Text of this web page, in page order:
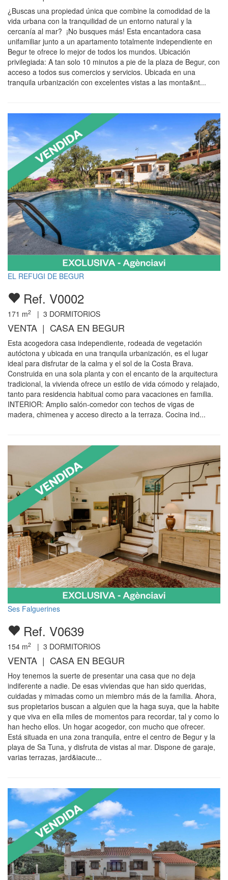
¿Buscas una propiedad única que combine la comodidad de la
vida urbana con la tranquilidad de un entorno natural y la
cercanía al mar? ¡No busques más! Esta encantadora casa
unifamiliar junto a un apartamento totalmente independiente en
Begur te ofrece lo mejor de todos los mundos. Ubicación
privilegiada: A tan solo 10 minutos a pie de la plaza de Begur, con
acceso a todos sus comercios y servicios. Ubicada en una
tranquila urbanización con excelentes vistas a las monta&nt...
EL REFUGI DE BEGUR
Ref. V0002
171 m2 | 3 DORMITORIOS
VENTA | CASA EN BEGUR
Esta acogedora casa independiente, rodeada de vegetación
autóctona y ubicada en una tranquila urbanización, es el lugar
ideal para disfrutar de la calma y el sol de la Costa Brava.
Construida en una sola planta y con el encanto de la arquitectura
tradicional, la vivienda ofrece un estilo de vida cómodo y relajado,
tanto para residencia habitual como para vacaciones en familia.
INTERIOR: Amplio salón-comedor con techos de vigas de
madera, chimenea y acceso directo a la terraza. Cocina ind...
Ses Falguerines
Ref. V0639
154 m2 | 3 DORMITORIOS
VENTA | CASA EN BEGUR
Hoy tenemos la suerte de presentar una casa que no deja
indiferente a nadie. De esas viviendas que han sido queridas,
cuidadas y mimadas como un miembro más de la familia. Ahora,
sus propietarios buscan a alguien que la haga suya, que la habite
y que viva en ella miles de momentos para recordar, tal y como lo
han hecho ellos. Un hogar acogedor, con mucho que ofrecer.
Está situada en una zona tranquila, entre el centro de Begur y la
playa de Sa Tuna, y disfruta de vistas al mar. Dispone de garaje,
varias terrazas, jard&iacute...